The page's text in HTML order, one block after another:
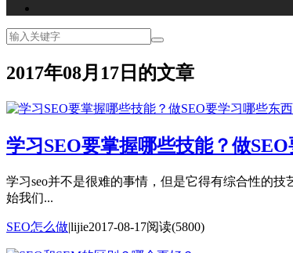
2017年08月17日的文章
学习SEO要掌握哪些技能？做
学习seo并不是很难的事情，但是它得有综合性的
始我们...
SEO怎么做|lijie2017-08-17阅读(5800)